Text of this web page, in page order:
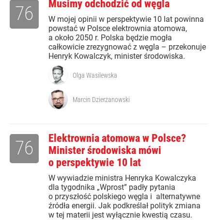
Musimy odchodzić od węgla
W mojej opinii w perspektywie 10 lat powinna
powstać w Polsce elektrownia atomowa,
a około 2050 r. Polska będzie mogła
całkowicie zrezygnować z węgla – przekonuje
Henryk Kowalczyk, minister środowiska.
76
Olga Wasilewska
Marcin Dzierżanowski
Elektrownia atomowa w Polsce?
Minister środowiska mówi
o perspektywie 10 lat
W wywiadzie ministra Henryka Kowalczyka
dla tygodnika „Wprost” padły pytania
o przyszłość polskiego węgla i alternatywne
źródła energii. Jak podkreślał polityk zmiana
w tej materii jest wyłącznie kwestią czasu.
76